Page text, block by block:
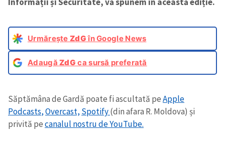
Urmărește ZdGîn Google News
AdaugăZdG ca sursă preferată
Săptămâna de Gardă poate fi ascultată peApple
Podcasts,Overcast,Spotify(din afara R. Moldova) și
privită pecanalul nostru de YouTube.